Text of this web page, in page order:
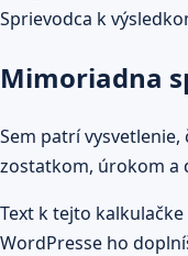
Sprievodca k
Mimoriadna
Sem patrí
zostatkom, úrokom a
Text k tejto
WordPresse ho